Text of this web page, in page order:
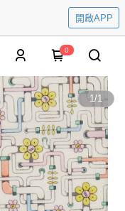
開啟APP
0
1/1